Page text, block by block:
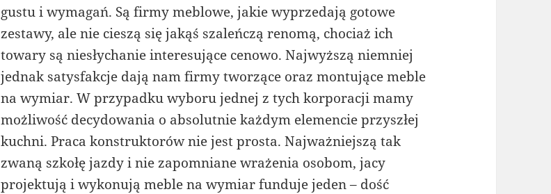
gustu i wymagań. Są firmy meblowe, jakie wyprzedają gotowe
zestawy, ale nie cieszą się jakąś szaleńczą renomą, chociaż ich
towary są niesłychanie interesujące cenowo. Najwyższą niemniej
jednak satysfakcje dają nam firmy tworzące oraz montujące meble
na wymiar. W przypadku wyboru jednej z tych korporacji mamy
możliwość decydowania o absolutnie każdym elemencie przyszłej
kuchni. Praca konstruktorów nie jest prosta. Najważniejszą tak
zwaną szkołę jazdy i nie zapomniane wrażenia osobom, jacy
projektują i wykonują meble na wymiar funduje jeden – dość